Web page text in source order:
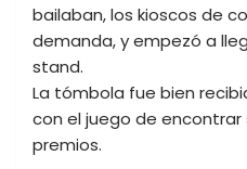
bailaban, los kioscos de
demanda, y empezó a
stand.
La tómbola fue bien
con el juego de encontrar
premios.